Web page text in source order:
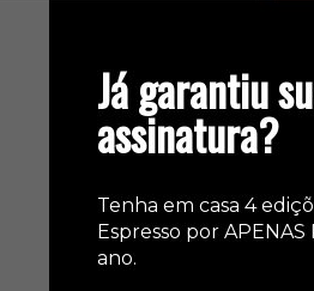
Já garantiu
assinatura?
Tenha em casa 4
Espresso por APENAS
ano.